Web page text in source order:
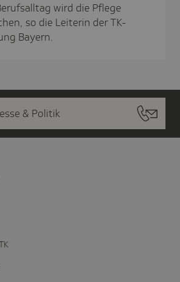
wird die Pflege
so die Leiterin der TK-
Bayern.
& Politik